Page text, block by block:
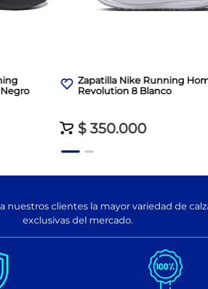
Zapatilla Nike Running
Revolution 8 Blanco
$ 350.000
nuestros clientes la mayor variedad de
exclusivas del mercado.